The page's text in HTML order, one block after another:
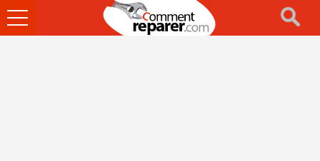
Ouvrir
le